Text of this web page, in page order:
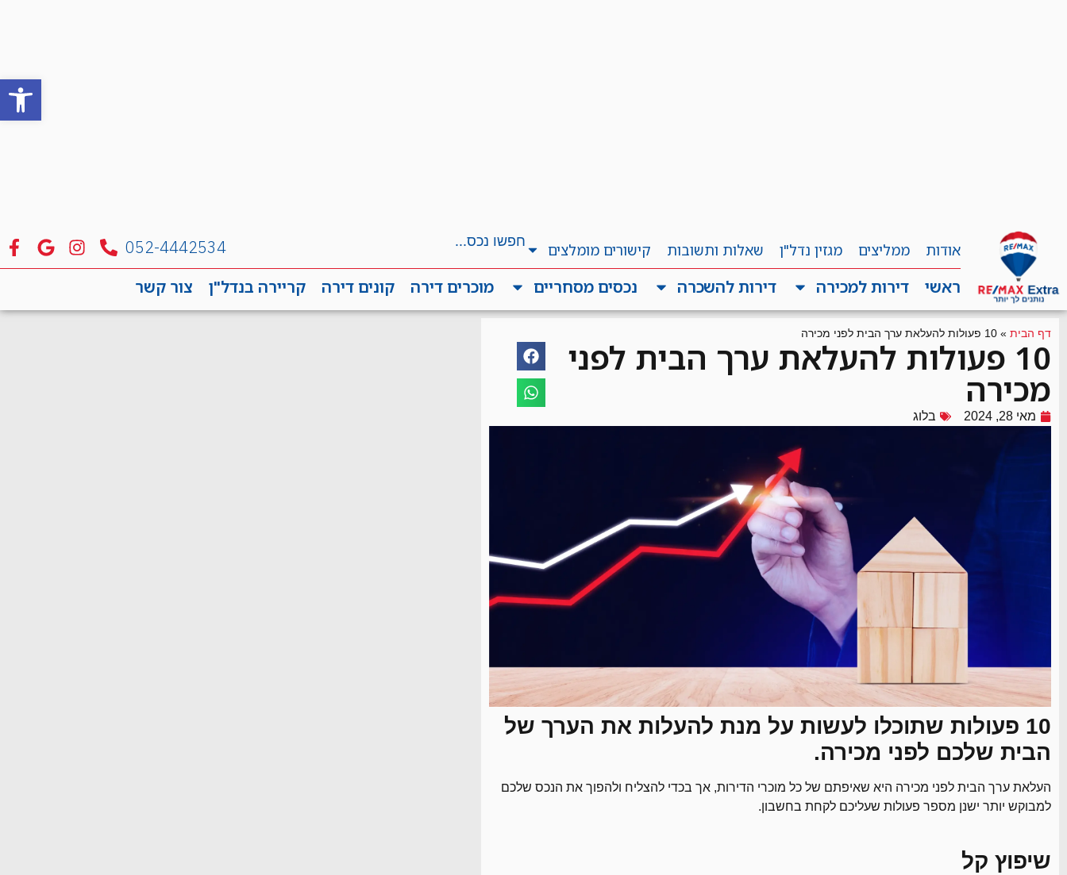
פתח
אודות ממליצים מגזין נדל"ן שאלות ותשובות קישורים מומלצים
052-4442534
ראשי
דירות למכירה דירות להשכרה נכסים מסחריים מוכרים דירה קונים דירה קריירה בנדל"ן צור קשר
דף הבית » 10 פעולות להעלאת ערך הבית לפני מכירה
10 פעולות להעלאת ערך הבית לפני
מכירה
מאי 28, 2024 בלוג
10 פעולות שתוכלו לעשות על מנת להעלות את הערך של
הבית שלכם לפני מכירה.
העלאת ערך הבית לפני מכירה היא שאיפתם של כל מוכרי הדירות, אך בכדי להצליח ולהפוך את הנכס שלכם
למבוקש יותר ישנן מספר פעולות שעליכם לקחת בחשבון.
שיפוץ קל